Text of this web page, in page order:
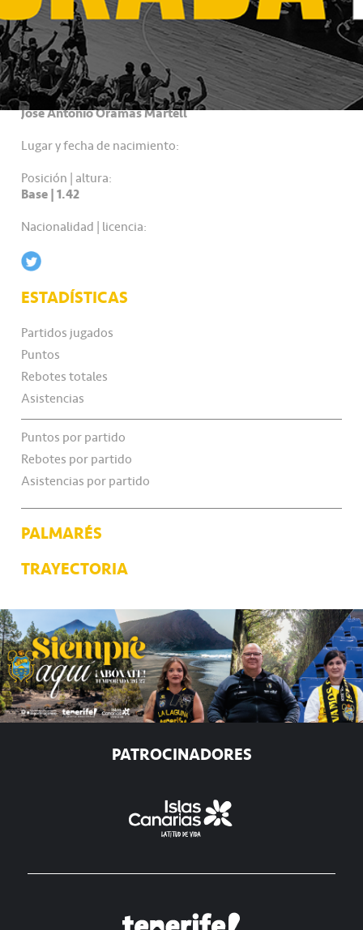
DATOS PERSONALES
Nombre completo:
Jose Antonio Oramas Martell
Lugar y fecha de nacimiento:
Posición | altura:
Base | 1.42
Nacionalidad | licencia:
ESTADÍSTICAS
Partidos jugados
Puntos
Rebotes totales
Asistencias
Puntos por partido
Rebotes por partido
Asistencias por partido
PALMARÉS
TRAYECTORIA
PATROCINADORES